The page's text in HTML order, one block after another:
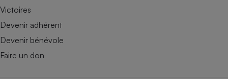
Victoires
Devenir adhérent
Devenir bénévole
Faire un don